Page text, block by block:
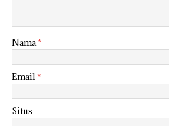
Nama *
Email *
Situs